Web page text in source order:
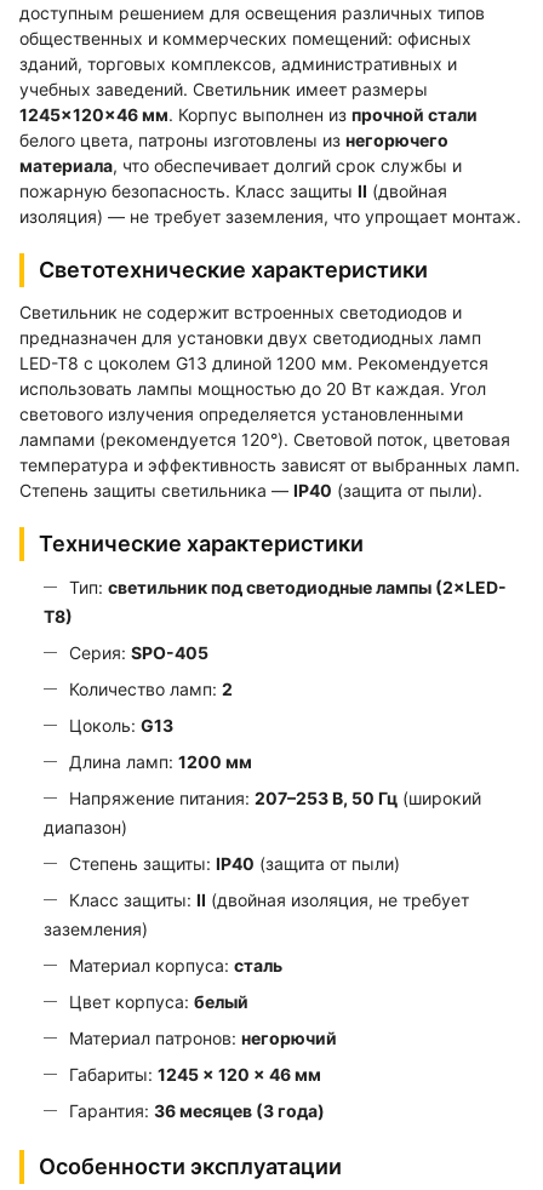
доступным решением для освещения различных типов
общественных и коммерческих помещений: офисных
зданий, торговых комплексов, административных и
учебных заведений. Светильник имеет размеры
1245×120×46 мм. Корпус выполнен из прочной стали
белого цвета, патроны изготовлены из негорючего
материала, что обеспечивает долгий срок службы и
пожарную безопасность. Класс защиты II (двойная
изоляция) — не требует заземления, что упрощает монтаж.
Светотехнические характеристики
Светильник не содержит встроенных светодиодов и
предназначен для установки двух светодиодных ламп
LED-T8 с цоколем G13 длиной 1200 мм. Рекомендуется
использовать лампы мощностью до 20 Вт каждая. Угол
светового излучения определяется установленными
лампами (рекомендуется 120°). Световой поток, цветовая
температура и эффективность зависят от выбранных ламп.
Степень защиты светильника — IP40 (защита от пыли).
Технические характеристики
Тип: светильник под светодиодные лампы (2×LED-
Т8)
Серия: SPO-405
Количество ламп: 2
Цоколь: G13
Длина ламп: 1200 мм
Напряжение питания: 207–253 В, 50 Гц (широкий
диапазон)
Степень защиты: IP40 (защита от пыли)
Класс защиты: II (двойная изоляция, не требует
заземления)
Материал корпуса: сталь
Цвет корпуса: белый
Материал патронов: негорючий
Габариты: 1245 × 120 × 46 мм
Гарантия: 36 месяцев (3 года)
Особенности эксплуатации